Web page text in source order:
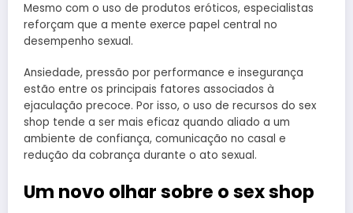
Mesmo com o uso de produtos eróticos, especialistas
reforçam que a mente exerce papel central no
desempenho sexual.
Ansiedade, pressão por performance e insegurança
estão entre os principais fatores associados à
ejaculação precoce. Por isso, o uso de recursos do sex
shop tende a ser mais eficaz quando aliado a um
ambiente de confiança, comunicação no casal e
redução da cobrança durante o ato sexual.
Um novo olhar sobre o sex shop